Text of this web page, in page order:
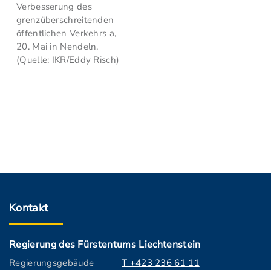
Verbesserung des
grenzüberschreitenden
öffentlichen Verkehrs a,
20. Mai in Nendeln.
(Quelle: IKR/Eddy Risch)
Kontakt
Regierung des Fürstentums Liechtenstein
Regierungsgebäude T +423 236 61 11